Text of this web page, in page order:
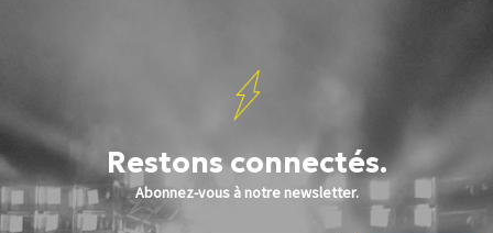
Restons connectés.
Abonnez-vous à notre newsletter.